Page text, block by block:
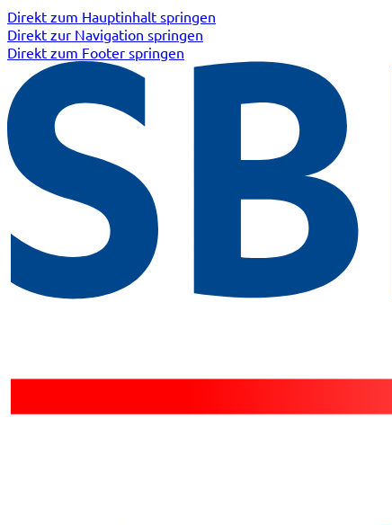
Direkt zum Hauptinhalt springen
Direkt zur Navigation springen
Direkt zum Footer springen